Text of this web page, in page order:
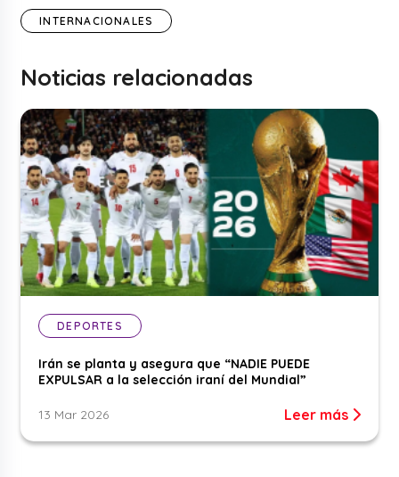
INTERNACIONALES
Noticias relacionadas
DEPORTES
Irán se planta y asegura que “NADIE PUEDE
EXPULSAR a la selección iraní del Mundial”
13 Mar 2026 Leer más